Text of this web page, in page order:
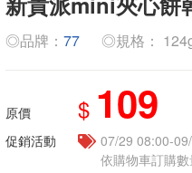
◎品牌： 77 ◎規格：
原價 $ 109
促銷活動
07/29 08:00-
依購物車訂購